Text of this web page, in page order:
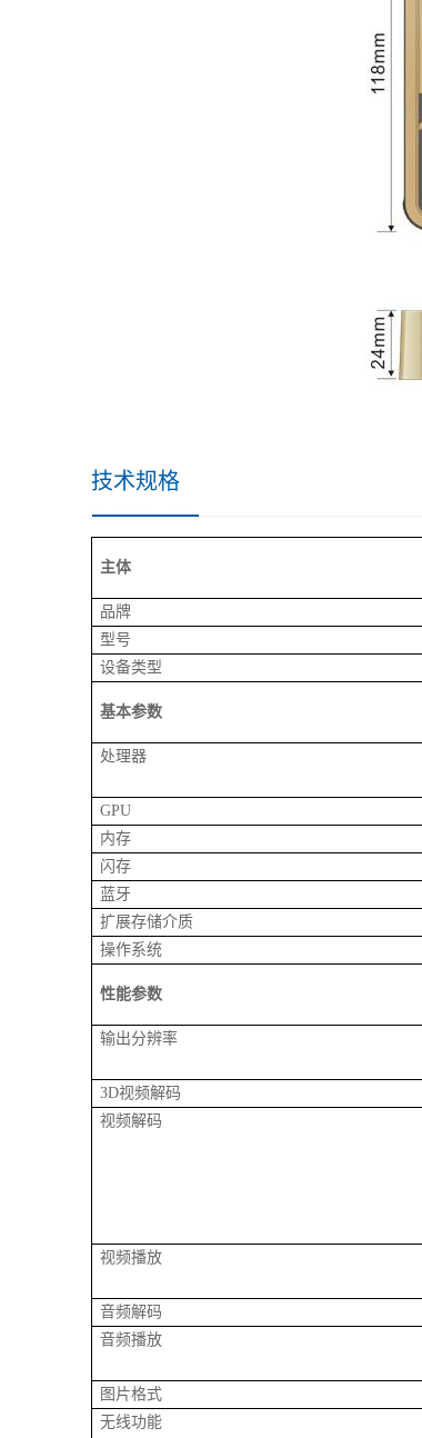
技术规格
主体
品牌
型号
设备类型
基本参数
处理器
GPU
内存
闪存
蓝牙
扩展存储介质
操作系统
性能参数
输出分辨率
3D视频解码
视频解码
视频播放
音频解码
音频播放
图片格式
无线功能